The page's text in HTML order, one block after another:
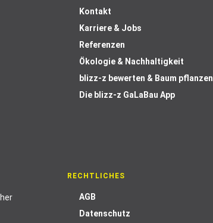
Kontakt
Karriere & Jobs
Referenzen
Ökologie & Nachhaltigkeit
blizz-z bewerten & Baum pflanzen
Die blizz-z GaLaBau App
RECHTLICHES
AGB
Datenschutz